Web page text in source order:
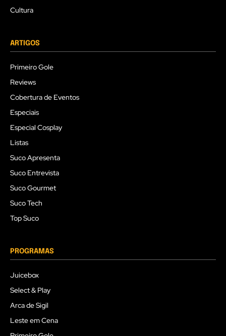
Cultura
ARTIGOS
Primeiro Gole
Reviews
Cobertura de Eventos
Especiais
Especial Cosplay
Listas
Suco Apresenta
Suco Entrevista
Suco Gourmet
Suco Tech
Top Suco
PROGRAMAS
Juicebox
Select & Play
Arca de Sigil
Leste em Cena